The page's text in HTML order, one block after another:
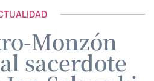
Monzón
sacerdote